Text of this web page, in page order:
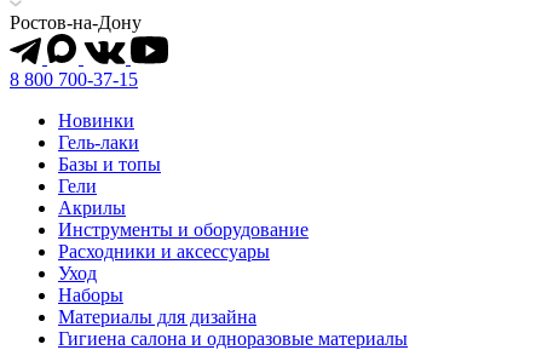
Ростов-на-Дону
8 800 700-37-15
Новинки
Гель-лаки
Базы и топы
Гели
Акрилы
Инструменты и оборудование
Расходники и аксессуары
Уход
Наборы
Материалы для дизайна
Гигиена салона и одноразовые материалы